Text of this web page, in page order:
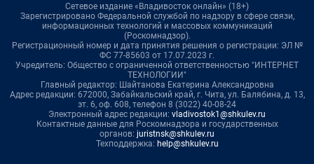
Сетевое издание «Владивосток онлайн» (18+)
Зарегистрировано Федеральной службой по надзору в сфере связи,
информационных технологий и массовых коммуникаций
(Роскомнадзор).
Регистрационный номер и дата принятия решения о регистрации: ЭЛ №
ФС 77-85603 от 17.07.2023 г.
Учредитель: Общество с ограниченной ответственностью "ИНТЕРНЕТ
ТЕХНОЛОГИИ"
Главный редактор: Шайтанова Екатерина Александровна
Адрес редакции: 672000, Забайкальский край, г. Чита, ул. Балябина, д. 13,
эт. 6, оф. 608, телефон 8 (3022) 40-08-24
Электронный адрес редакции: vladivostok1@shkulev.ru
Контактные данные для Роскомнадзора и государственных
органов: juristnsk@shkulev.ru
Техподдержка: help@shkulev.ru